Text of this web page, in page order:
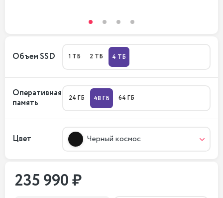
Объем SSD 1 ТБ 2 ТБ 4 ТБ
Оперативная
память
24 ГБ 48 ГБ 64 ГБ
Цвет Черный космос
235 990 ₽